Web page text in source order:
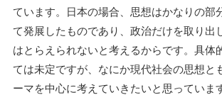
ています。日本の場合、思想はかなりの部
て発展したものであり、政治だけを取り出
はとらえられないと考えるからです。具体
ては未定ですが、なにか現代社会の思想と
ーマを中心に考えていきたいと思っていま